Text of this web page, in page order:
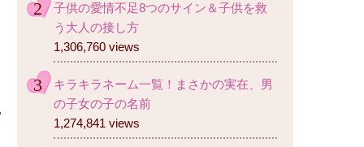
子供の愛情不足8つのサイン＆子供を救
う大人の接し方
1,306,760 views
キラキラネーム一覧！まさかの実在、男
の子女の子の名前
1,274,841 views